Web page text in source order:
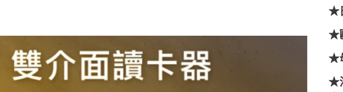
★
★
★
★